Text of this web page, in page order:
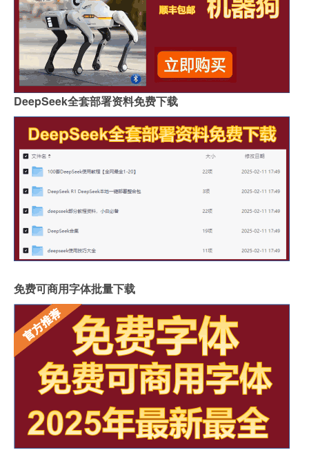
DeepSeek全套部署资料免费下载
免费可商用字体批量下载